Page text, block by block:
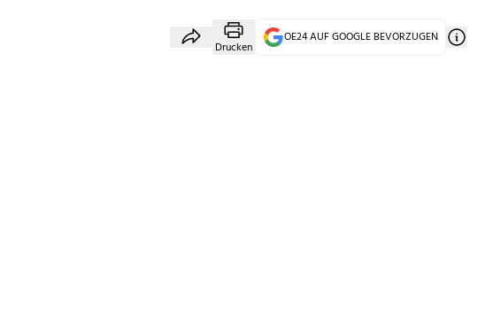
Drucken
OE24 AUF GOOGLE BEVORZUGEN